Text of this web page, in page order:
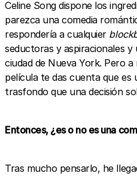
Celine Song dispone los
parezca una comedia
respondería a cualquier
seductoras y aspiracionales
ciudad de Nueva York. Pero a
película te das cuenta que es
trasfondo que una decisión
Entonces, ¿es o no es una
Tras mucho pensarlo, he